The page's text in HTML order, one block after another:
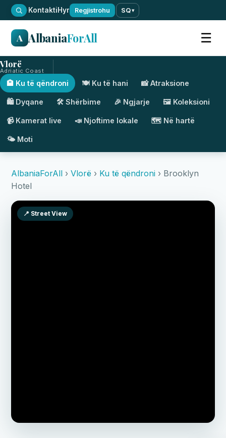
·KontaktiHyr Regjistrohu SQ▾
A AlbaniaForAll ☰
Vlorë
Adriatic Coast
🏨 Ku të qëndroni 🍽️ Ku të hani 📸 Atraksione
🛍️ Dyqane 🛠️ Shërbime 🎉 Ngjarje 🖼️ Koleksioni
📹 Kamerat live 📣 Njoftime lokale 🗺️ Në hartë
🌤️ Moti
AlbaniaForAll › Vlorë › Ku të qëndroni › Brooklyn
Hotel
📍 Street View